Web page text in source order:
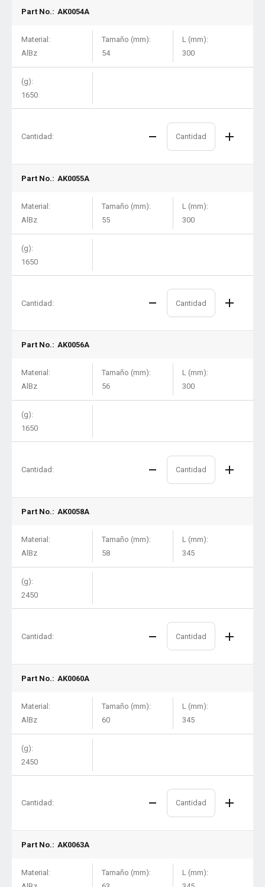
Part No.: AK0054A
Material:
AlBz
Tamaño (mm):
54
L (mm):
300
(g):
1650
Cantidad:
Part No.: AK0055A
Material:
AlBz
Tamaño (mm):
55
L (mm):
300
(g):
1650
Cantidad:
Part No.: AK0056A
Material:
AlBz
Tamaño (mm):
56
L (mm):
300
(g):
1650
Cantidad:
Part No.: AK0058A
Material:
AlBz
Tamaño (mm):
58
L (mm):
345
(g):
2450
Cantidad:
Part No.: AK0060A
Material:
AlBz
Tamaño (mm):
60
L (mm):
345
(g):
2450
Cantidad:
Part No.: AK0063A
Material:
Tamaño (mm):
L (mm):